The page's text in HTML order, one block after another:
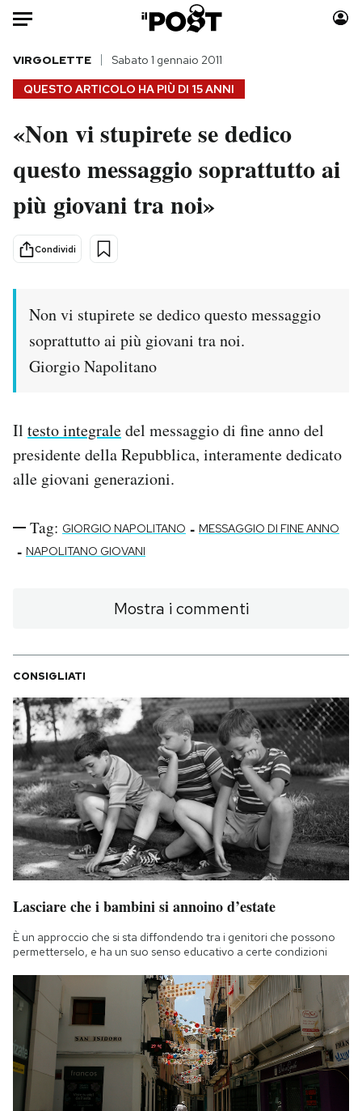
Auto
HOME
Italia
Politica
Tecnologia
Scienza
Sport
Moda
Consumismi
Storie/Idee
Mondiali calcio 2026
NEWSLETTER
SHOP
AREA PERSONALE
Area Personale
Newsletter
Notifiche mobile
Regala il Post
Hai bisogno di aiuto?
Esci
QUESTO ARTICOLO HA PIÙ DI 15 ANNI
VIRGOLETTE Sabato 1 gennaio 2011
«Non vi stupirete se dedico
questo messaggio soprattutto ai
più giovani tra noi»
Condividi
Non vi stupirete se dedico questo messaggio
soprattutto ai più giovani tra noi.
Giorgio Napolitano
Il testo integraledel messaggio di fine anno del
presidente della Repubblica, interamente dedicato
alle giovani generazioni.
Tag: GIORGIO NAPOLITANO - MESSAGGIO DI FINE ANNO
- NAPOLITANO GIOVANI
Mostra i commenti
CONSIGLIATI
Lasciare che i bambini si annoino d’estate
È un approccio che si sta diffondendo tra i genitori che possono
permetterselo, e ha un suo senso educativo a certe condizioni